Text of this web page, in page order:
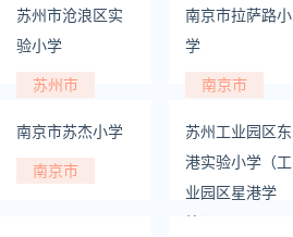
苏州市沧浪区实
验小学
苏州市
南京市拉萨路小
学
南京市
南京市苏杰小学
南京市
苏州工业园区东
港实验小学（工
业园区星港学
校）